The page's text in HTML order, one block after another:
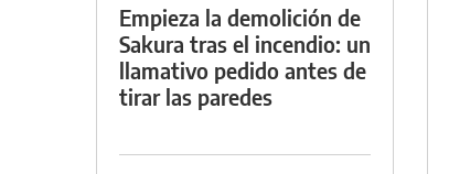
Empieza la demolición de
Sakura tras el incendio: un
llamativo pedido antes de
tirar las paredes